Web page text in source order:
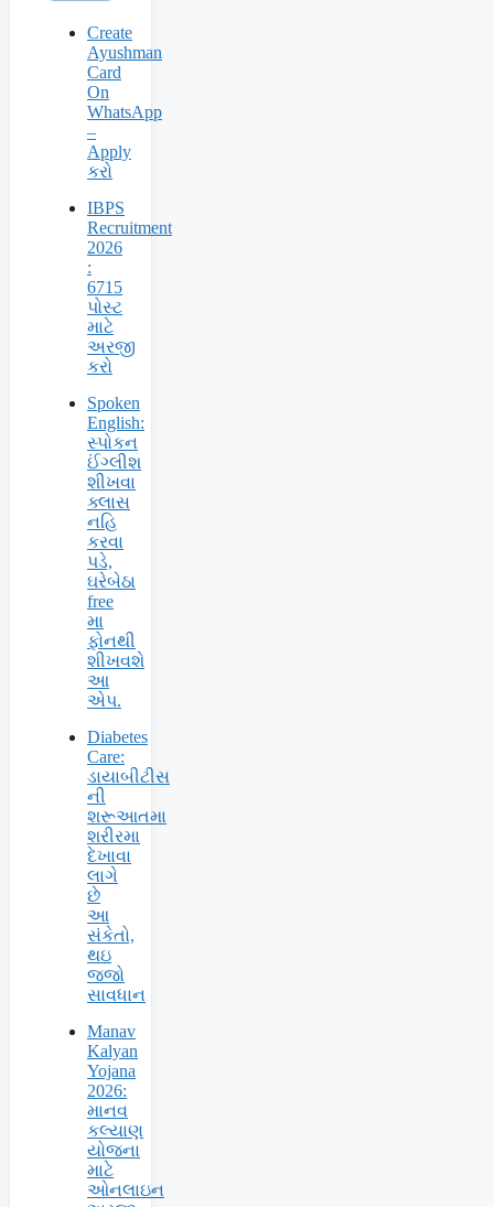
Create
Ayushman
Card
On
WhatsApp
–
Apply
કરો
IBPS
Recruitment
2026
:
6715
પોસ્ટ
માટે
અરજી
કરો
Spoken
English:
સ્પોકન
ઈંગ્લીશ
શીખવા
ક્લાસ
નહિ
કરવા
પડે,
ઘરેબેઠા
free
મા
ફોનથી
શીખવશે
આ
એપ.
Diabetes
Care:
ડાયાબીટીસ
ની
શરૂઆતમા
શરીરમા
દેખાવા
લાગે
છે
આ
સંકેતો,
થઇ
જજો
સાવધાન
Manav
Kalyan
Yojana
2026:
માનવ
કલ્યાણ
યોજના
માટે
ઓનલાઇન